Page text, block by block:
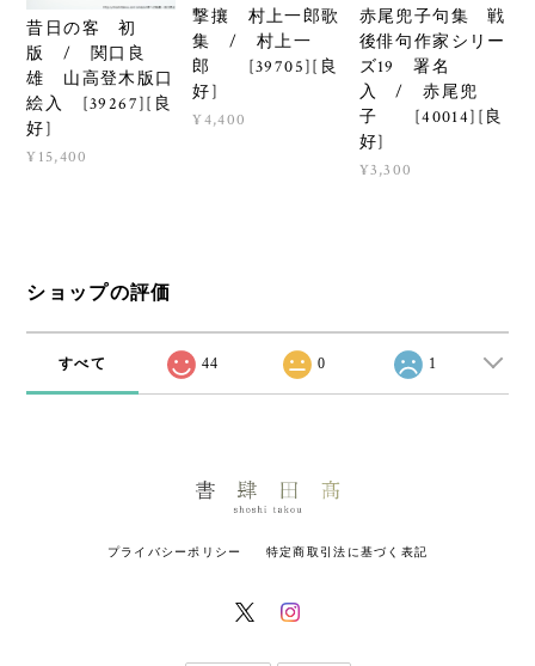
昔日の客 初
版 / 関口良
雄 山高登木版口
絵入 [39267][良
好]
¥15,400
撃攘 村上一郎歌
集 / 村上一
郎 [39705][良
好]
¥4,400
赤尾兜子句集 戦
後俳句作家シリー
ズ19 署名
入 / 赤尾兜
子 [40014][良
好]
¥3,300
ショップの評価
すべて 44 0 1
プライバシーポリシー 特定商取引法に基づく表記